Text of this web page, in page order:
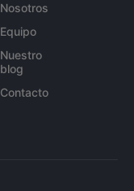
Nosotros
Equipo
Nuestro
blog
Contacto